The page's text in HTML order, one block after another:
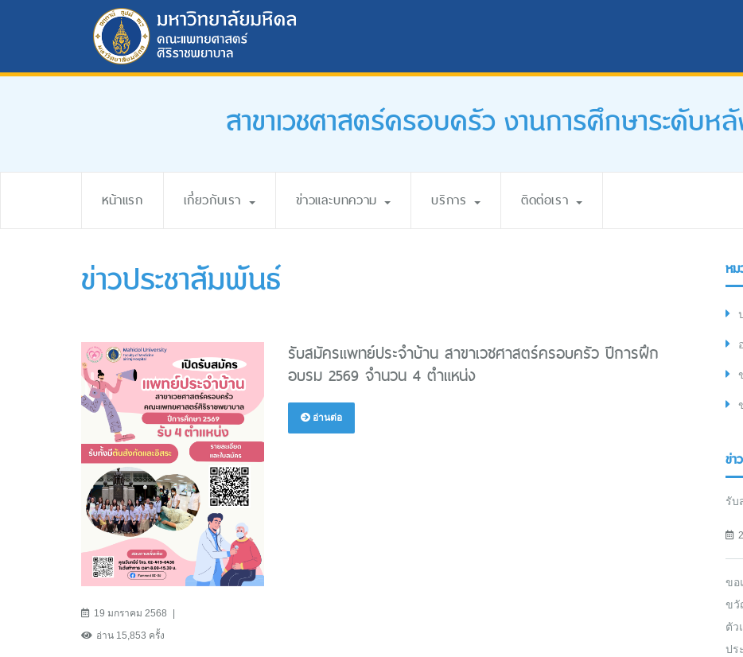
สาขาเวชศาสตร์ครอบครัว งานการศึกษาระดับ
หน้าแรก เกี่ยวกับเรา ข่าวและบทความ บริการ ติดต่อเรา
ข่าวประชาสัมพันธ์
19 มกราคม 2568
อ่าน 15,853 ครั้ง
รับสมัครแพทย์ประจำบ้าน สาขาเวชศาสตร์ครอบครัว ปีการฝึก
อบรม 2569 จำนวน 4 ตำแหน่ง
อ่านต่อ
ห
ข่า
รับ
ขอ
ขวั
ตัว
ปร